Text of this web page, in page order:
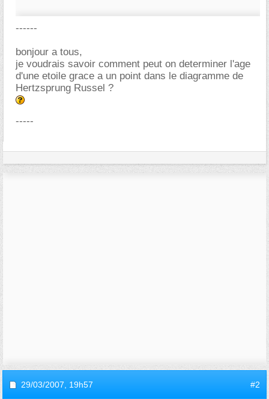
------
bonjour a tous,
je voudrais savoir comment peut on determiner l'age
d'une etoile grace a un point dans le diagramme de
Hertzsprung Russel ?
-----
29/03/2007, 19h57 #2